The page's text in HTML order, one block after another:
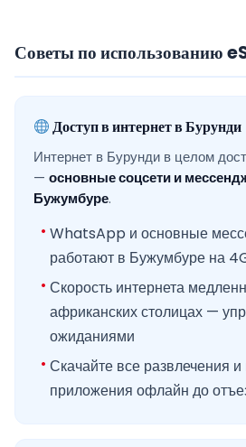
Советы по использованию
Доступ в интернет в Бурунди
Интернет в Бурунди в целом
— основные соцсети и
Бужумбуре.
WhatsApp и основные
работают в Бужумбуре на
Скорость интернета
африканских столицах —
ожиданиями
Скачайте все развлечения
приложения офлайн до